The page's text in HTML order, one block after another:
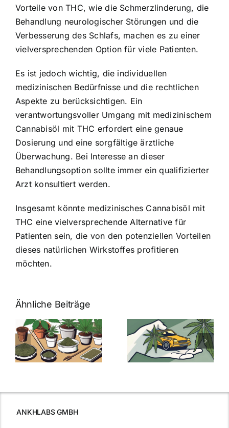
Vorteile von THC, wie die Schmerzlinderung, die
Behandlung neurologischer Störungen und die
Verbesserung des Schlafs, machen es zu einer
vielversprechenden Option für viele Patienten.
Es ist jedoch wichtig, die individuellen
medizinischen Bedürfnisse und die rechtlichen
Aspekte zu berücksichtigen. Ein
verantwortungsvoller Umgang mit medizinischem
Cannabisöl mit THC erfordert eine genaue
Dosierung und eine sorgfältige ärztliche
Überwachung. Bei Interesse an dieser
Behandlungsoption sollte immer ein qualifizierter
Arzt konsultiert werden.
Insgesamt könnte medizinisches Cannabisöl mit
THC eine vielversprechende Alternative für
Patienten sein, die von den potenziellen Vorteilen
dieses natürlichen Wirkstoffes profitieren
möchten.
Ähnliche Beiträge
Neue THC-
Grenzwert-
Regelung:
Was Sie über
Cannabis und
müssen
Cannabis
Samen
kaufen: Alles
was Sie
ANKHLABS GMBH